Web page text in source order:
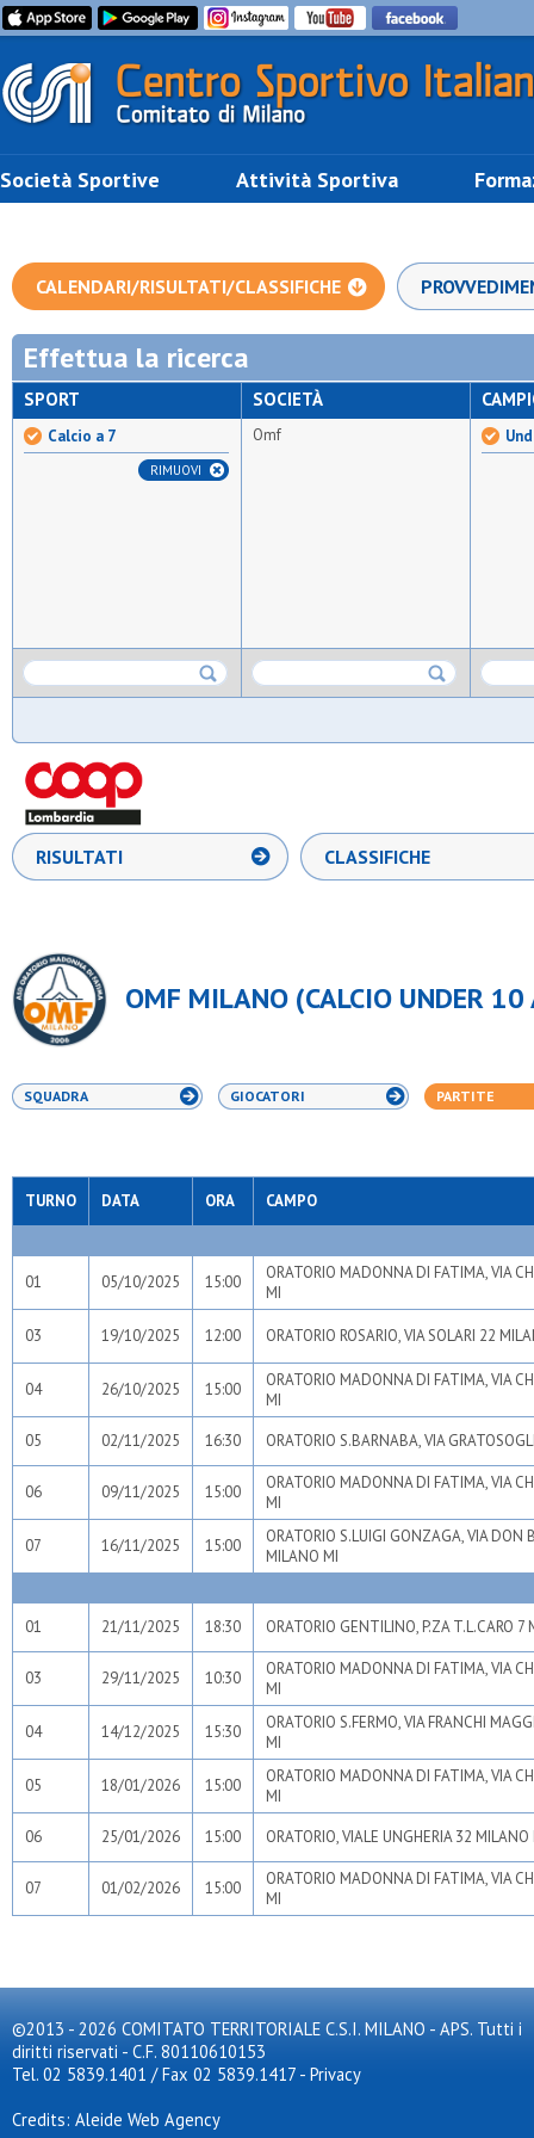
Società Sportive Attività Sportiva
CALENDARI/RISULTATI/CLASSIFICHE
Effettua la ricerca
SPORT
Calcio a 7
RIMUOVI
SOCIETÀ
Omf
RISULTATI CLASSIFICHE
OMF MILANO (CALCIO UNDER
SQUADRA GIOCATORI PARTITE
TURNO DATA ORA CAMPO
01 05/10/2025 15:00
ORATORIO MADONNA DI FATIMA, VIA
MI
03 19/10/2025 12:00 ORATORIO ROSARIO, VIA SOLARI 22
04 26/10/2025 15:00
ORATORIO MADONNA DI FATIMA, VIA
MI
05
02/11/2025 16:30 ORATORIO S.BARNABA, VIA
06 09/11/2025 15:00
ORATORIO MADONNA DI FATIMA, VIA
MI
07 16/11/2025 15:00
ORATORIO S.LUIGI GONZAGA, VIA DON
MILANO MI
01 21/11/2025 18:30 ORATORIO GENTILINO, P.ZA T.L.CARO 7
03 29/11/2025 10:30
ORATORIO MADONNA DI FATIMA, VIA
MI
04 14/12/2025 15:30
ORATORIO S.FERMO, VIA FRANCHI
MI
05 18/01/2026 15:00
ORATORIO MADONNA DI FATIMA, VIA
MI
06
25/01/2026 15:00 ORATORIO, VIALE UNGHERIA 32 MILANO
07 01/02/2026 15:00
ORATORIO MADONNA DI FATIMA, VIA
MI
©2013 - 2026 COMITATO TERRITORIALE C.S.I. MILANO - APS. Tutti i
diritti riservati - C.F. 80110610153
Tel. 02 5839.1401 / Fax 02 5839.1417 - Privacy
Credits: Aleide Web Agency